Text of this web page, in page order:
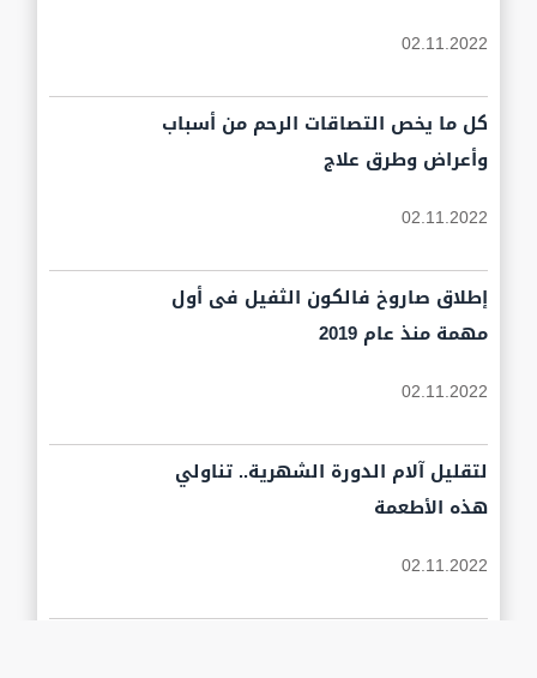
02.11.2022
كل ما يخص التصاقات الرحم من أسباب
وأعراض وطرق علاج
02.11.2022
إطلاق صاروخ فالكون الثفيل فى أول
مهمة منذ عام 2019
02.11.2022
لتقليل آلام الدورة الشهرية.. تناولي
هذه الأطعمة
02.11.2022